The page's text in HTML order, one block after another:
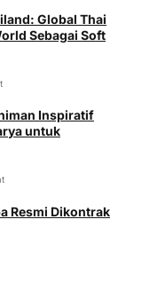
Global Thai
Sebagai Soft
Inspiratif
untuk
Resmi Dikontrak